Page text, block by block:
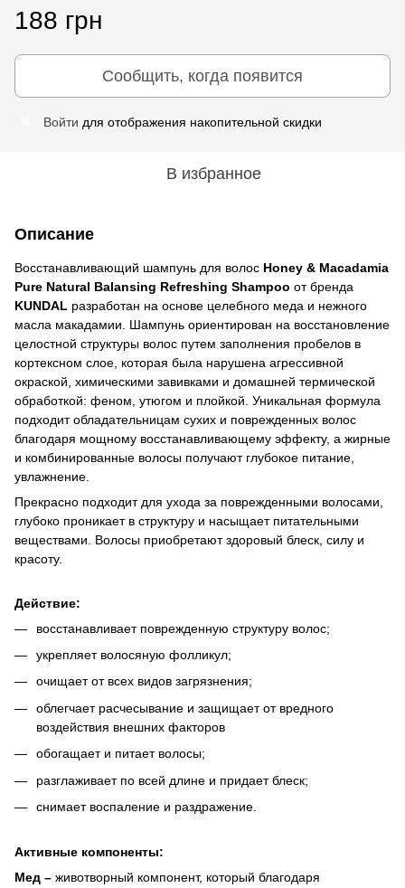
188 грн
Сообщить, когда появится
Войти для отображения накопительной скидки
В избранное
Описание
Восстанавливающий шампунь для волос Honey & Macadamia
Pure Natural Balansing Refreshing Shampoo от бренда
KUNDAL разработан на основе целебного меда и нежного
масла макадамии. Шампунь ориентирован на восстановление
целостной структуры волос путем заполнения пробелов в
кортексном слое, которая была нарушена агрессивной
окраской, химическими завивками и домашней термической
обработкой: феном, утюгом и плойкой. Уникальная формула
подходит обладательницам сухих и поврежденных волос
благодаря мощному восстанавливающему эффекту, а жирные
и комбинированные волосы получают глубокое питание,
увлажнение.
Прекрасно подходит для ухода за поврежденными волосами,
глубоко проникает в структуру и насыщает питательными
веществами. Волосы приобретают здоровый блеск, силу и
красоту.
Действие:
восстанавливает поврежденную структуру волос;
укрепляет волосяную фолликул;
очищает от всех видов загрязнения;
облегчает расчесывание и защищает от вредного
воздействия внешних факторов
обогащает и питает волосы;
разглаживает по всей длине и придает блеск;
снимает воспаление и раздражение.
Активные компоненты:
Мед – животворный компонент, который благодаря